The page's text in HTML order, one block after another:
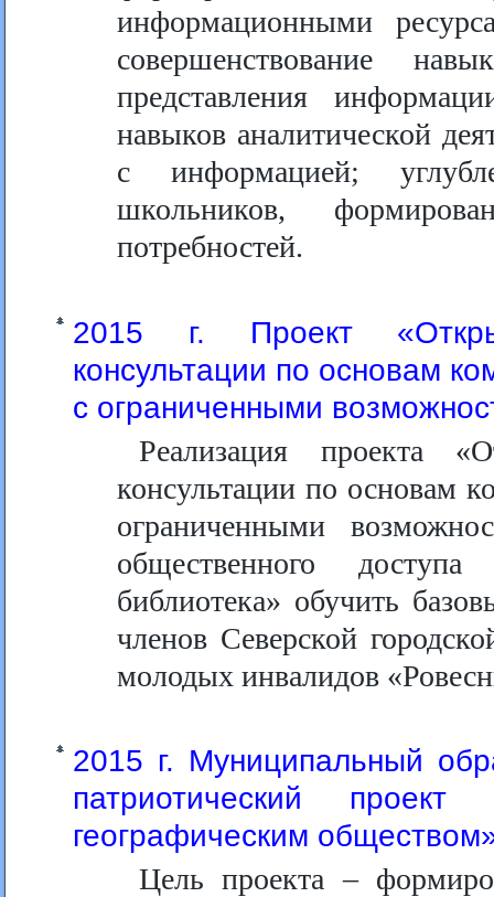
информационными
совершенствование
представления
навыков аналитической
с информацией;
школьников,
потребностей.
2015 г. Проект
консультации по основам
с ограниченными
Реализация проекта
консультации по основам
ограниченными
общественного
библиотека» обучить
членов Северской
молодых инвалидов
2015 г. Муниципальный
патриотический
географическим
Цель проекта –